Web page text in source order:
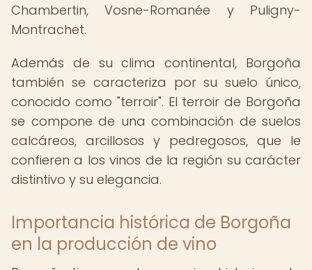
Chambertin, Vosne-Romanée y Puligny-
Montrachet.
Además de su clima continental, Borgoña
también se caracteriza por su suelo único,
conocido como "terroir". El terroir de Borgoña
se compone de una combinación de suelos
calcáreos, arcillosos y pedregosos, que le
confieren a los vinos de la región su carácter
distintivo y su elegancia.
Importancia histórica de Borgoña
en la producción de vino